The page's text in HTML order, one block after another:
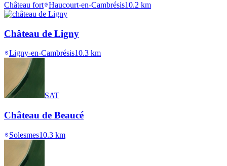
Château fort Haucourt-en-Cambrésis10.2 km
Château de Ligny
Ligny-en-Cambrésis10.3 km
SAT
Château de Beaucé
Solesmes10.3 km